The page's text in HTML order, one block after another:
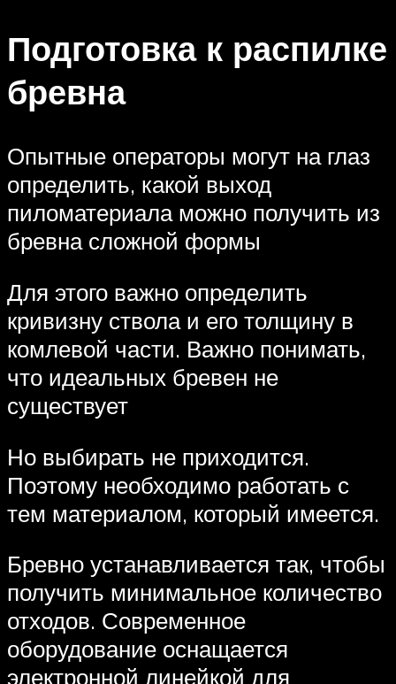
Подготовка к распилке
бревна
Опытные операторы могут на глаз
определить, какой выход
пиломатериала можно получить из
бревна сложной формы
Для этого важно определить
кривизну ствола и его толщину в
комлевой части. Важно понимать,
что идеальных бревен не
существует
Но выбирать не приходится.
Поэтому необходимо работать с
тем материалом, который имеется.
Бревно устанавливается так, чтобы
получить минимальное количество
отходов. Современное
оборудование оснащается
электронной линейкой для